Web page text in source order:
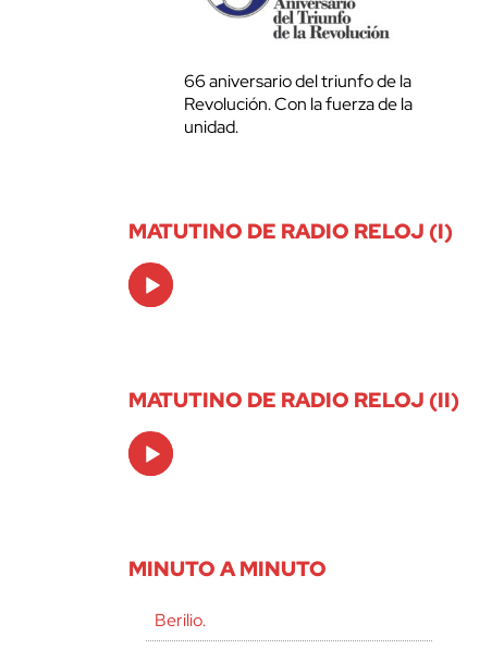
66 aniversario del triunfo de la
Revolución. Con la fuerza de la
unidad.
MATUTINO DE RADIO RELOJ (I)
Audio
Player
MATUTINO DE RADIO RELOJ (II)
Audio
Player
MINUTO A MINUTO
Berilio.